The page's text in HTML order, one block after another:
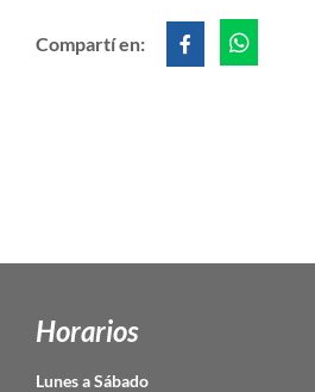
Compartí en:
Horarios
Lunes a Sábado